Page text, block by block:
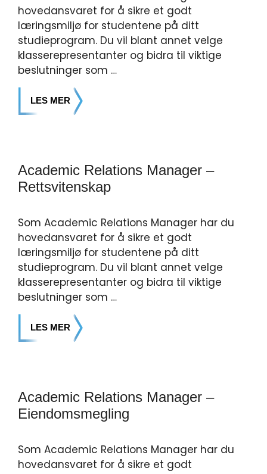
hovedansvaret for å sikre et godt
læringsmiljø for studentene på ditt
studieprogram. Du vil blant annet velge
klasserepresentanter og bidra til viktige
beslutninger som …
LES MER
Academic Relations Manager –
Rettsvitenskap
Som Academic Relations Manager har du
hovedansvaret for å sikre et godt
læringsmiljø for studentene på ditt
studieprogram. Du vil blant annet velge
klasserepresentanter og bidra til viktige
beslutninger som …
LES MER
Academic Relations Manager –
Eiendomsmegling
Som Academic Relations Manager har du
hovedansvaret for å sikre et godt